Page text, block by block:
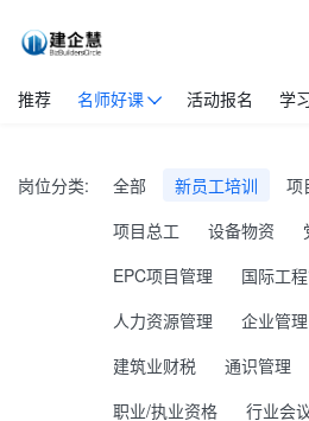
推荐 名师好课 活动报名 学
岗位分类: 全部 新员工培训 项
项目总工
设备物资
EPC项目管理
国际工
人力资源管理
企业管理
建筑业财税
通识管理
职业/执业资格
行业会